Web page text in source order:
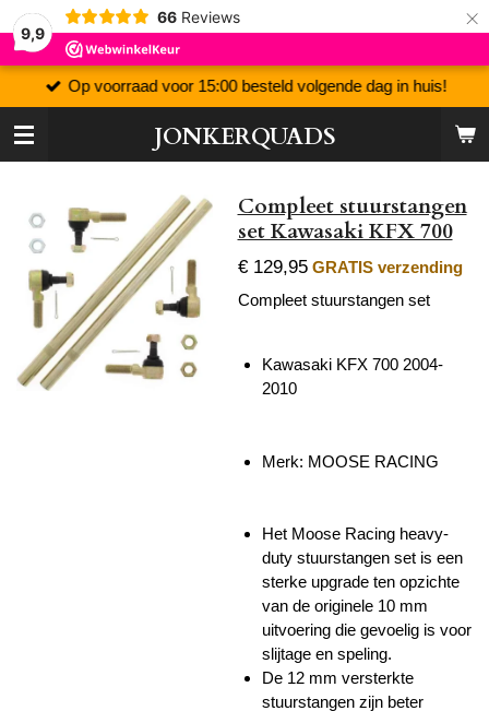
9,9
66 Reviews ×
JONKERQUADS
Op voorraad voor 15:00 besteld volgende dag in huis!
Compleet stuurstangen
set Kawasaki KFX 700
€ 129,95 GRATIS verzending
Compleet stuurstangen set
Kawasaki KFX 700 2004-
2010
Merk: MOOSE RACING
Het Moose Racing heavy-
duty stuurstangen set is een
sterke upgrade ten opzichte
van de originele 10 mm
uitvoering die gevoelig is voor
slijtage en speling.
De 12 mm versterkte
stuurstangen zijn beter